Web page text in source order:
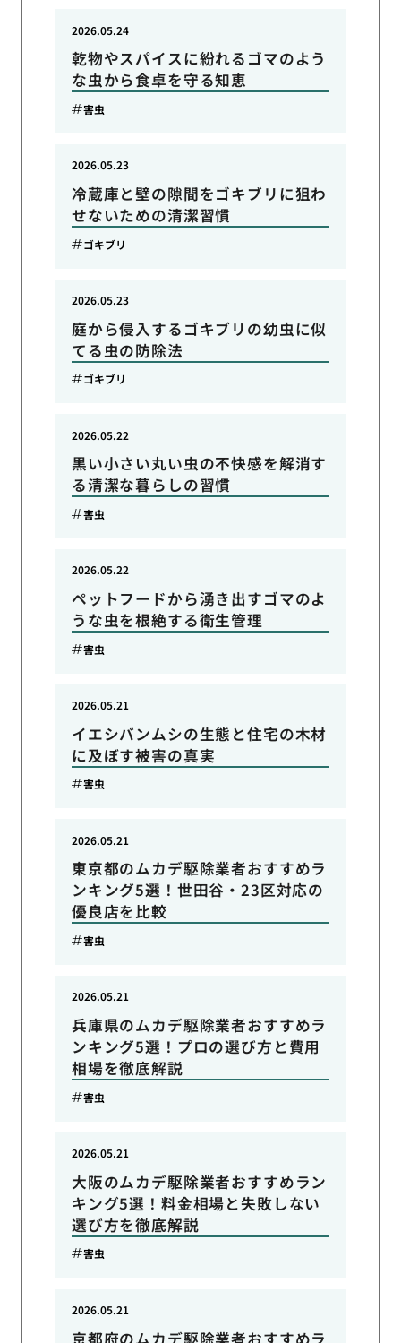
乾物やスパイスに紛れるゴマのよう
な虫から食卓を守る知恵
2026.05.24
害虫
冷蔵庫と壁の隙間をゴキブリに狙わ
せないための清潔習慣
2026.05.23
ゴキブリ
庭から侵入するゴキブリの幼虫に似
てる虫の防除法
2026.05.23
ゴキブリ
黒い小さい丸い虫の不快感を解消す
る清潔な暮らしの習慣
2026.05.22
害虫
ペットフードから湧き出すゴマのよ
うな虫を根絶する衛生管理
2026.05.22
害虫
イエシバンムシの生態と住宅の木材
に及ぼす被害の真実
2026.05.21
害虫
東京都のムカデ駆除業者おすすめラ
ンキング5選！世田谷・23区対応の
優良店を比較
2026.05.21
害虫
兵庫県のムカデ駆除業者おすすめラ
ンキング5選！プロの選び方と費用
相場を徹底解説
2026.05.21
害虫
大阪のムカデ駆除業者おすすめラン
キング5選！料金相場と失敗しない
選び方を徹底解説
2026.05.21
害虫
京都府のムカデ駆除業者おすすめラ
2026.05.21